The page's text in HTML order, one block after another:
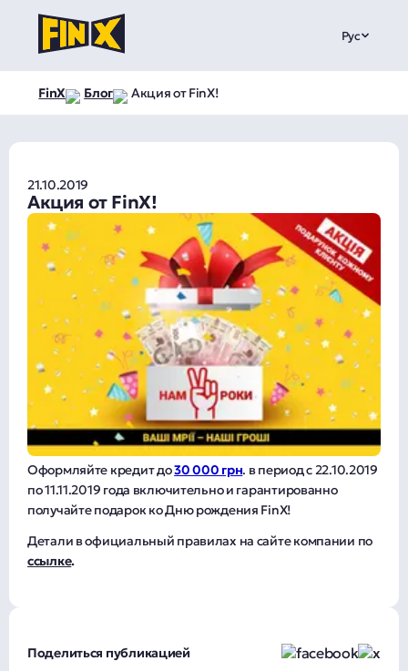
Рус
FinX Блог Акция от FinX!
21.10.2019
Акция от FinX!
Оформляйте кредит до30 000 грн. в период с 22.10.2019
по 11.11.2019 года включительно и гарантированно
получайте подарок ко Дню рождения FinX!
Детали в официальный правилах на сайте компании по
ссылке.
Поделиться публикацией